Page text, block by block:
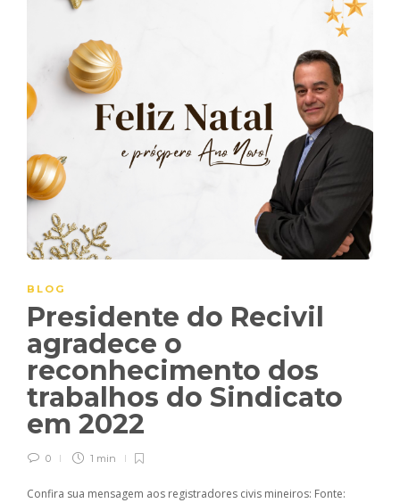
BLOG
Presidente do Recivil
agradece o
reconhecimento dos
trabalhos do Sindicato
em 2022
0 1 min
Confira sua mensagem aos registradores civis mineiros: Fonte: